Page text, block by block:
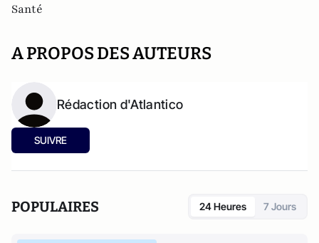
Santé
A PROPOS DES AUTEURS
Rédaction d'Atlantico
SUIVRE
POPULAIRES 24 Heures 7 Jours